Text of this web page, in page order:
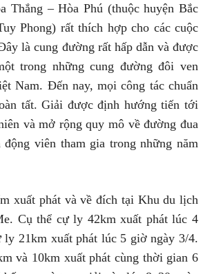
Thắng – Hòa Phú (thuộc huyện Bắc
Phong) rất thích hợp cho các cuộc
là cung đường rất hấp dẫn và được
trong những cung đường đôi ven
Nam. Đến nay, mọi công tác chuẩn
tất. Giải được định hướng tiến tới
và mở rộng quy mô về đường đua
viên tham gia trong những năm
xuất phát và về đích tại Khu du lịch
Cụ thể cự ly 42km xuất phát lúc 4
ly 21km xuất phát lúc 5 giờ ngày 3/4.
và 10km xuất phát cùng thời gian 6